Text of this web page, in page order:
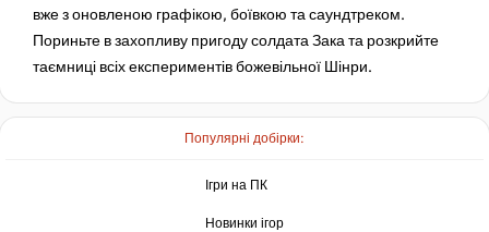
Популярні добірки:
Ігри на ПК
Новинки ігор
вже з оновленою графікою, боївкою та саундтреком.
Пориньте в захопливу пригоду солдата Зака та розкрийте
таємниці всіх експериментів божевільної Шінри.
-8%за промокодом:
Market
-15%за промокодом:
1081